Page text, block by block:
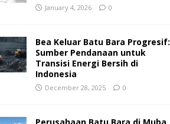
January 4, 2026 0
Bea Keluar Batu Bara Progresif:
Sumber Pendanaan untuk
Transisi Energi Bersih di
Indonesia
December 28, 2025 0
Perusahaan Batu Bara di Muba